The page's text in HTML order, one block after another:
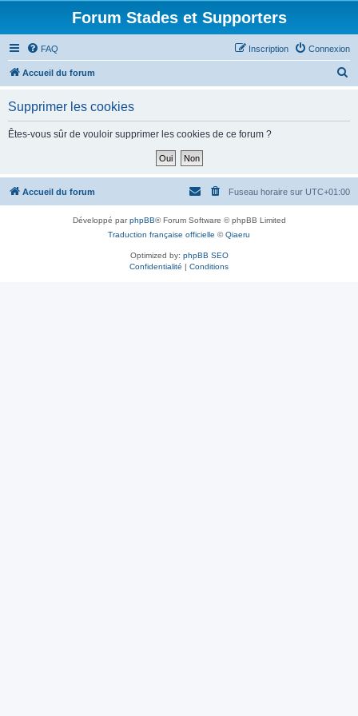
Forum Stades et Supporters
FAQ Connexion
Inscription
Accueil du forum
h
Supprimer les cookies
Êtes-vous sûr de vouloir supprimer les cookies de ce forum ?
Accueil du forum Fuseau horaire sur UTC+01:00
Développé parphpBB® Forum Software © phpBB Limited
Traduction française officielle ©Qiaeru
Optimized by: phpBB SEO
Confidentialité | Conditions